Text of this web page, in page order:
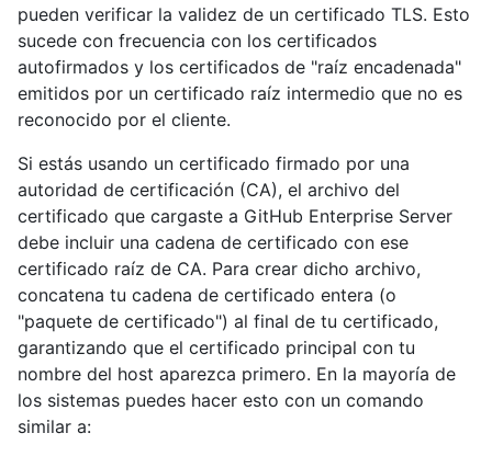
pueden verificar la validez de un certificado TLS. Esto
sucede con frecuencia con los certificados
autofirmados y los certificados de "raíz encadenada"
emitidos por un certificado raíz intermedio que no es
reconocido por el cliente.
Si estás usando un certificado firmado por una
autoridad de certificación (CA), el archivo del
certificado que cargaste a GitHub Enterprise Server
debe incluir una cadena de certificado con ese
certificado raíz de CA. Para crear dicho archivo,
concatena tu cadena de certificado entera (o
"paquete de certificado") al final de tu certificado,
garantizando que el certificado principal con tu
nombre del host aparezca primero. En la mayoría de
los sistemas puedes hacer esto con un comando
similar a: